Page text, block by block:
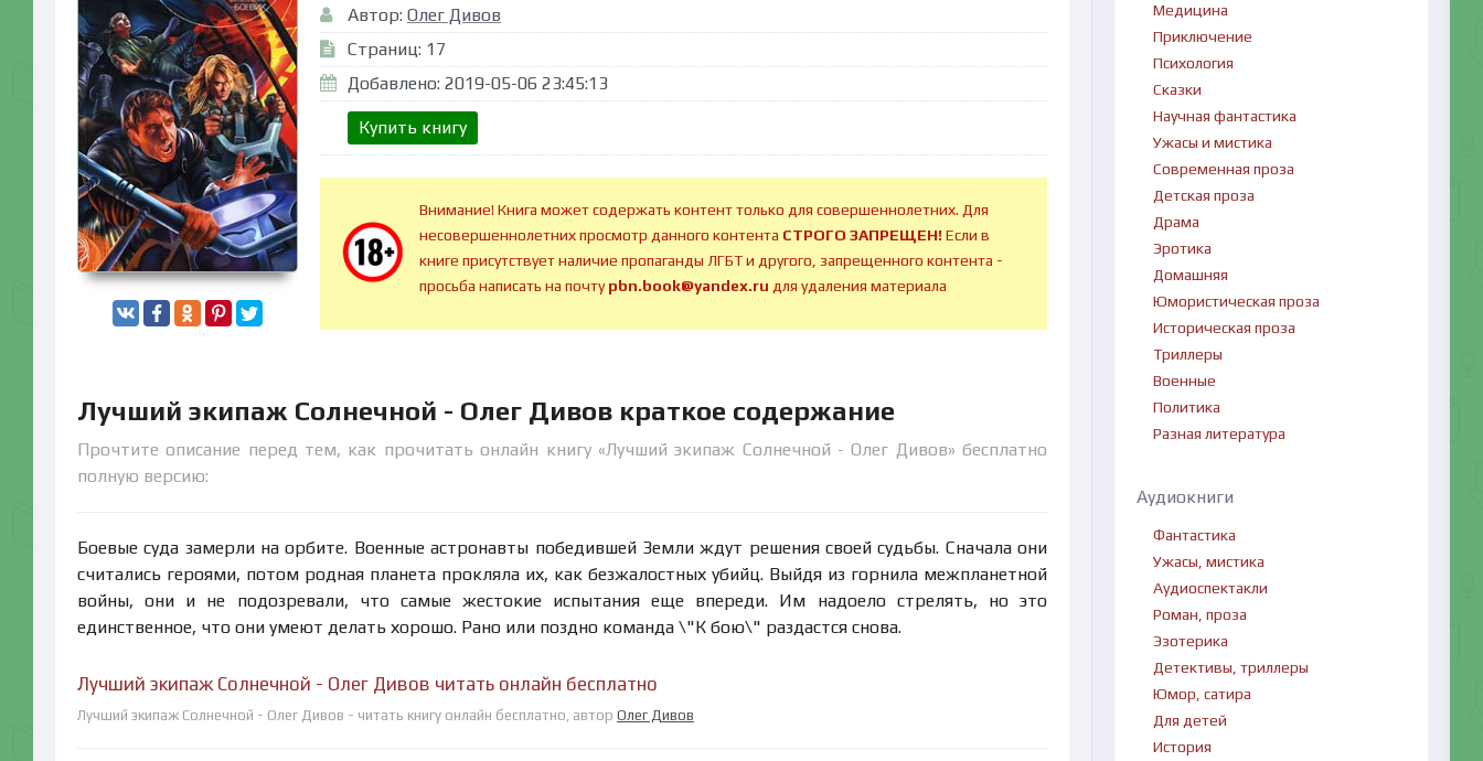
Автор: Олег Дивов
Страниц: 17
Добавлено: 2019-05-06 23:45:13
Купить книгу
Внимание! Книга может содержать контент только для совершеннолетних. Для
несовершеннолетних просмотр данного контента СТРОГО ЗАПРЕЩЕН!Если в
книге присутствует наличие пропаганды ЛГБТ и другого, запрещенного контента -
просьба написать на почтуpbn.book@yandex.ru для удаления материала
Лучший экипаж Солнечной - Олег Дивов краткое содержание
Прочтите описание перед тем, как прочитать онлайн книгу «Лучший экипаж Солнечной - Олег Дивов» бесплатно
полную версию:
Боевые суда замерли на орбите. Военные астронавты победившей Земли ждут решения своей судьбы. Сначала они
считались героями, потом родная планета прокляла их, как безжалостных убийц. Выйдя из горнила межпланетной
войны, они и не подозревали, что самые жестокие испытания еще впереди. Им надоело стрелять, но это
единственное, что они умеют делать хорошо. Рано или поздно команда \"К бою\" раздастся снова.
Лучший экипаж Солнечной - Олег Дивов читать онлайн бесплатно
Лучший экипаж Солнечной - Олег Дивов - читать книгу онлайн бесплатно, автор Олег Дивов
Медицина
Приключение
Психология
Сказки
Научная фантастика
Ужасы и мистика
Современная проза
Детская проза
Драма
Эротика
Домашняя
Юмористическая проза
Историческая проза
Триллеры
Военные
Политика
Разная литература
Аудиокниги
Фантастика
Ужасы, мистика
Аудиоспектакли
Роман, проза
Эзотерика
Детективы, триллеры
Юмор, сатира
Для детей
История